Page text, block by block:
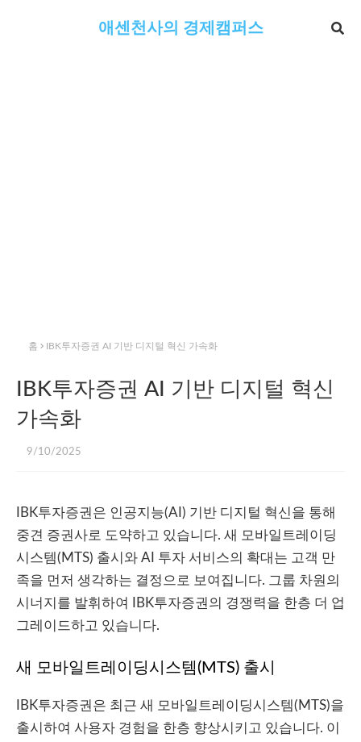
애센천사의 경제캠퍼스
홈 IBK투자증권 AI 기반 디지털 혁신 가속화
IBK투자증권 AI 기반 디지털 혁신
가속화
9/10/2025
IBK투자증권은 인공지능(AI) 기반 디지털 혁신을 통해
중견 증권사로 도약하고 있습니다. 새 모바일트레이딩
시스템(MTS) 출시와 AI 투자 서비스의 확대는 고객 만
족을 먼저 생각하는 결정으로 보여집니다. 그룹 차원의
시너지를 발휘하여 IBK투자증권의 경쟁력을 한층 더 업
그레이드하고 있습니다.
새 모바일트레이딩시스템(MTS) 출시
IBK투자증권은 최근 새 모바일트레이딩시스템(MTS)을
출시하여 사용자 경험을 한층 향상시키고 있습니다. 이